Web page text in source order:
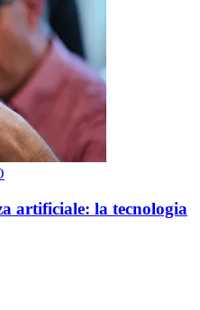
artificiale: la tecnologia